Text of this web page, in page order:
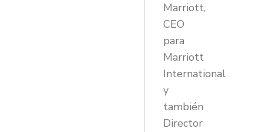
Marriott,
CEO
para
Marriott
International
y
también
Director